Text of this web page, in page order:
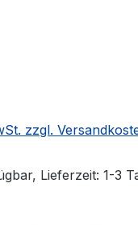
zzgl.
Lieferzeit: 1-3